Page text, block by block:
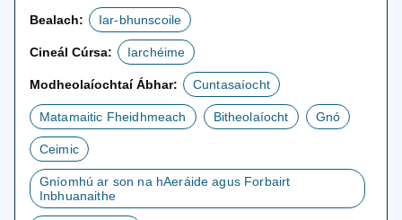
Bealach: Iar-bhunscoile
Cineál Cúrsa: Iarchéime
Modheolaíochtaí Ábhar: Cuntasaíocht
Matamaitic Fheidhmeach Bitheolaíocht Gnó
Ceimic
Gníomhú ar son na hAeráide agus Forbairt
Inbhuanaithe